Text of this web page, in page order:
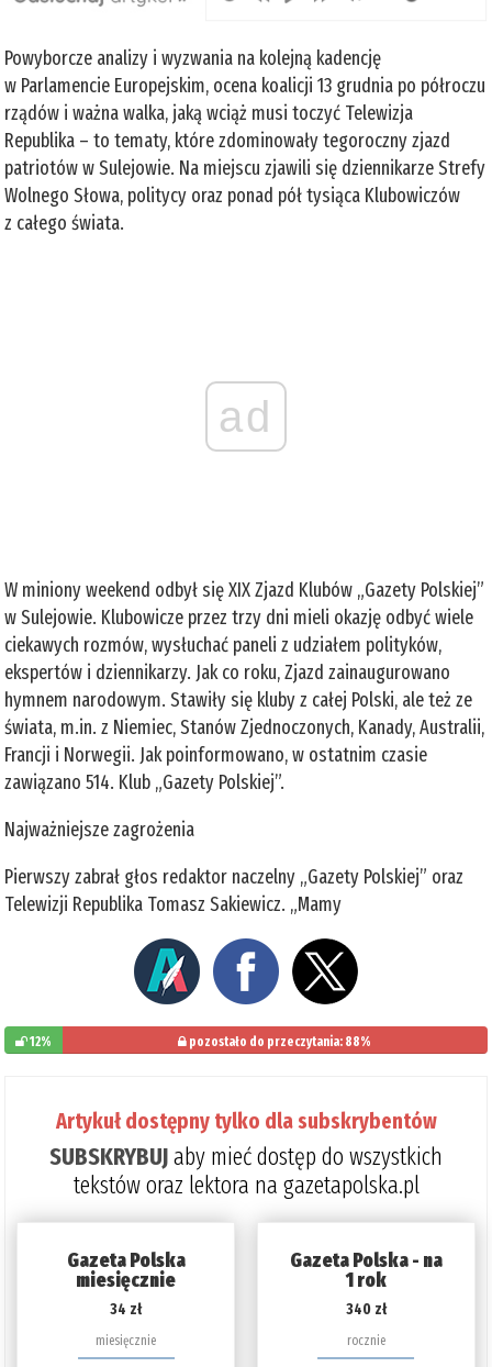
Powyborcze analizy i wyzwania na kolejną kadencję
w Parlamencie Europejskim, ocena koalicji 13 grudnia po półroczu
rządów i ważna walka, jaką wciąż musi toczyć Telewizja
Republika – to tematy, które zdominowały tegoroczny zjazd
patriotów w Sulejowie. Na miejscu zjawili się dziennikarze Strefy
Wolnego Słowa, politycy oraz ponad pół tysiąca Klubowiczów
z całego świata.
ad
W miniony weekend odbył się XIX Zjazd Klubów „Gazety Polskiej”
w Sulejowie. Klubowicze przez trzy dni mieli okazję odbyć wiele
ciekawych rozmów, wysłuchać paneli z udziałem polityków,
ekspertów i dziennikarzy. Jak co roku, Zjazd zainaugurowano
hymnem narodowym. Stawiły się kluby z całej Polski, ale też ze
świata, m.in. z Niemiec, Stanów Zjednoczonych, Kanady, Australii,
Francji i Norwegii. Jak poinformowano, w ostatnim czasie
zawiązano 514. Klub „Gazety Polskiej”.
Najważniejsze zagrożenia
Pierwszy zabrał głos redaktor naczelny „Gazety Polskiej” oraz
Telewizji Republika Tomasz Sakiewicz. „Mamy
12% pozostało do przeczytania: 88%
Artykuł dostępny tylko dla subskrybentów
SUBSKRYBUJaby mieć dostęp do wszystkich
tekstów oraz lektora na gazetapolska.pl
Gazeta Polska
miesięcznie
34 zł
miesięcznie
Gazeta Polska - na
1 rok
340 zł
rocznie